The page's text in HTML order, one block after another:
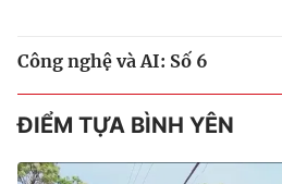
Công nghệ và AI: Số 6
ĐIỂM TỰA BÌNH YÊN